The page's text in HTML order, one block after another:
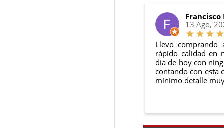
El producto
Debe
13 Ago,
Llevo
rápido calidad en
día de hoy con
contando con esta
mínimo detalle